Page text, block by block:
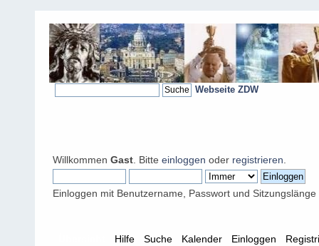
Webseite ZDW
Willkommen Gast . Bitte einloggen oder registrieren
Einloggen mit Benutzername, Passwort und Sitzungslänge
Hilfe Suche Kalender Einloggen